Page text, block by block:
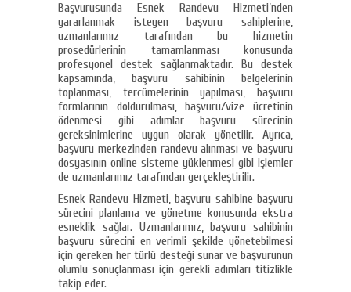
Başvurusunda Esnek Randevu Hizmeti’nden
yararlanmak isteyen başvuru sahiplerine,
uzmanlarımız tarafından bu hizmetin
prosedürlerinin tamamlanması konusunda
profesyonel destek sağlanmaktadır. Bu destek
kapsamında, başvuru sahibinin belgelerinin
toplanması, tercümelerinin yapılması, başvuru
formlarının doldurulması, başvuru/vize ücretinin
ödenmesi gibi adımlar başvuru sürecinin
gereksinimlerine uygun olarak yönetilir. Ayrıca,
başvuru merkezinden randevu alınması ve başvuru
dosyasının online sisteme yüklenmesi gibi işlemler
de uzmanlarımız tarafından gerçekleştirilir.
Esnek Randevu Hizmeti, başvuru sahibine başvuru
sürecini planlama ve yönetme konusunda ekstra
esneklik sağlar. Uzmanlarımız, başvuru sahibinin
başvuru sürecini en verimli şekilde yönetebilmesi
için gereken her türlü desteği sunar ve başvurunun
olumlu sonuçlanması için gerekli adımları titizlikle
takip eder.